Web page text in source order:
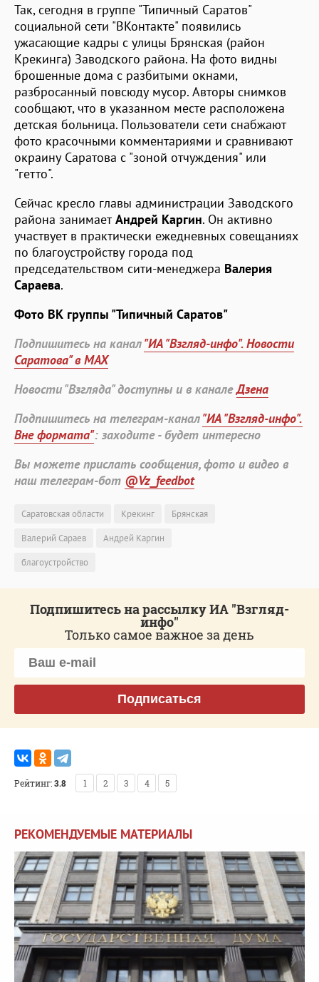
Так, сегодня в группе "Типичный Саратов"
социальной сети "ВКонтакте" появились
ужасающие кадры с улицы Брянская (район
Крекинга) Заводского района. На фото видны
брошенные дома с разбитыми окнами,
разбросанный повсюду мусор. Авторы снимков
сообщают, что в указанном месте расположена
детская больница. Пользователи сети снабжают
фото красочными комментариями и сравнивают
окраину Саратова с "зоной отчуждения" или
"гетто".
Сейчас кресло главы администрации Заводского
района занимаетАндрей Каргин. Он активно
участвует в практически ежедневных совещаниях
по благоустройству города под
председательством сити-менеджера Валерия
Сараева.
Фото ВК группы "Типичный Саратов"
Подпишитесь на канал"ИА "Взгляд-инфо". Новости
Саратова" в MAX
Новости "Взгляда" доступны и в каналеДзена
Подпишитесь на телеграм-канал"ИА "Взгляд-инфо".
Вне формата": заходите - будет интересно
Вы можете прислать сообщения, фото и видео в
наш телеграм-бот @Vz_feedbot
Саратовская области Крекинг
Брянская
Валерий Сараев
Андрей Каргин
благоустройство
Подпишитесь на рассылку ИА "Взгляд-
инфо"
Только самое важное за день
Подписаться
Рейтинг:3.8 1 2 3 4 5
РЕКОМЕНДУЕМЫЕ МАТЕРИАЛЫ